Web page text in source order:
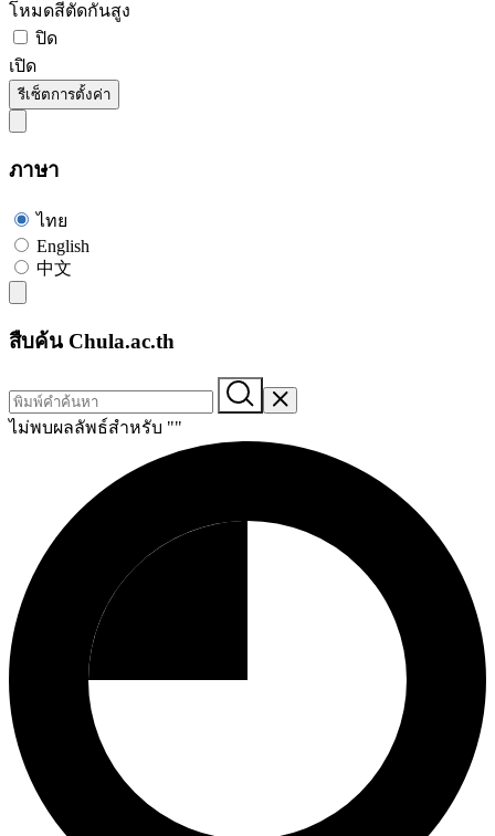
โหมดสีตัดกันสูง
ปิด
เปิด
รีเซ็ตการตั้งค่า
ภาษา
ไทย
English
中文
สืบค้น Chula.ac.th
ไม่พบผลลัพธ์สำหรับ ""